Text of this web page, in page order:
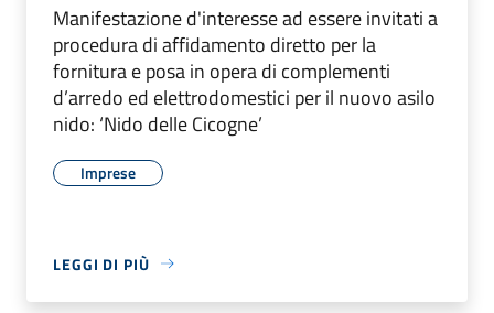
Manifestazione d'interesse ad essere invitati a
procedura di affidamento diretto per la
fornitura e posa in opera di complementi
d’arredo ed elettrodomestici per il nuovo asilo
nido: ‘Nido delle Cicogne’
Imprese
LEGGI DI PIÙ